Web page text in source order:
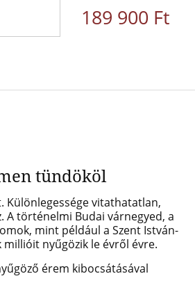
189 900 Ft
tündököl
Különlegessége vitathatatlan,
A történelmi Budai várnegyed, a
mint például a Szent István-
nyűgözik le évről évre.
érem kibocsátásával